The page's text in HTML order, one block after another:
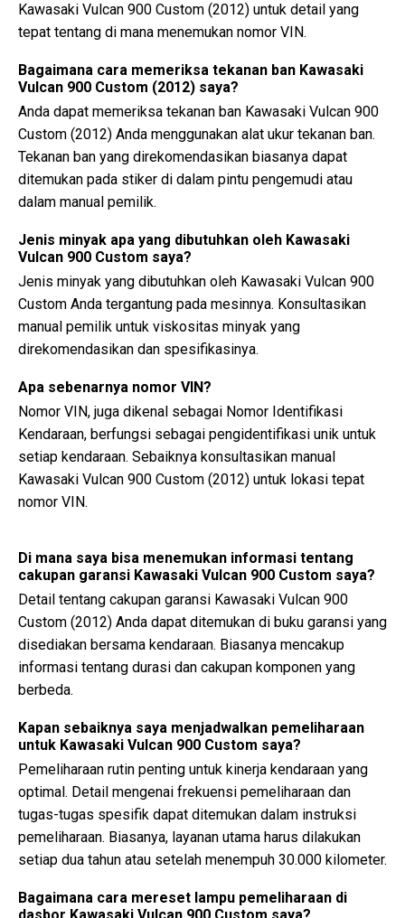
Kawasaki Vulcan 900 Custom (2012) untuk detail yang
tepat tentang di mana menemukan nomor VIN.
Bagaimana cara memeriksa tekanan ban Kawasaki
Vulcan 900 Custom (2012) saya?
Anda dapat memeriksa tekanan ban Kawasaki Vulcan 900
Custom (2012) Anda menggunakan alat ukur tekanan ban.
Tekanan ban yang direkomendasikan biasanya dapat
ditemukan pada stiker di dalam pintu pengemudi atau
dalam manual pemilik.
Jenis minyak apa yang dibutuhkan oleh Kawasaki
Vulcan 900 Custom saya?
Jenis minyak yang dibutuhkan oleh Kawasaki Vulcan 900
Custom Anda tergantung pada mesinnya. Konsultasikan
manual pemilik untuk viskositas minyak yang
direkomendasikan dan spesifikasinya.
Apa sebenarnya nomor VIN?
Nomor VIN, juga dikenal sebagai Nomor Identifikasi
Kendaraan, berfungsi sebagai pengidentifikasi unik untuk
setiap kendaraan. Sebaiknya konsultasikan manual
Kawasaki Vulcan 900 Custom (2012) untuk lokasi tepat
nomor VIN.
Di mana saya bisa menemukan informasi tentang
cakupan garansi Kawasaki Vulcan 900 Custom saya?
Detail tentang cakupan garansi Kawasaki Vulcan 900
Custom (2012) Anda dapat ditemukan di buku garansi yang
disediakan bersama kendaraan. Biasanya mencakup
informasi tentang durasi dan cakupan komponen yang
berbeda.
Kapan sebaiknya saya menjadwalkan pemeliharaan
untuk Kawasaki Vulcan 900 Custom saya?
Pemeliharaan rutin penting untuk kinerja kendaraan yang
optimal. Detail mengenai frekuensi pemeliharaan dan
tugas-tugas spesifik dapat ditemukan dalam instruksi
pemeliharaan. Biasanya, layanan utama harus dilakukan
setiap dua tahun atau setelah menempuh 30.000 kilometer.
Bagaimana cara mereset lampu pemeliharaan di